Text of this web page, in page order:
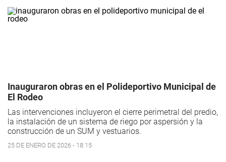
Inauguraron obras en el Polideportivo Municipal de
El Rodeo
Las intervenciones incluyeron el cierre perimetral del predio,
la instalación de un sistema de riego por aspersión y la
construcción de un SUM y vestuarios.
25 DE ENERO DE 2026 - 18:15